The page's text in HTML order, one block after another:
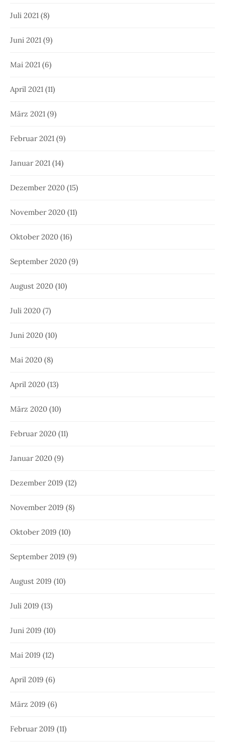
Juli 2021 (8)
Juni 2021 (9)
Mai 2021 (6)
April 2021 (11)
März 2021 (9)
Februar 2021 (9)
Januar 2021 (14)
Dezember 2020 (15)
November 2020 (11)
Oktober 2020 (16)
September 2020 (9)
August 2020 (10)
Juli 2020 (7)
Juni 2020 (10)
Mai 2020 (8)
April 2020 (13)
März 2020 (10)
Februar 2020 (11)
Januar 2020 (9)
Dezember 2019 (12)
November 2019 (8)
Oktober 2019 (10)
September 2019 (9)
August 2019 (10)
Juli 2019 (13)
Juni 2019 (10)
Mai 2019 (12)
April 2019 (6)
März 2019 (6)
Februar 2019 (11)